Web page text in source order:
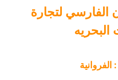
لتجارة
البحريه